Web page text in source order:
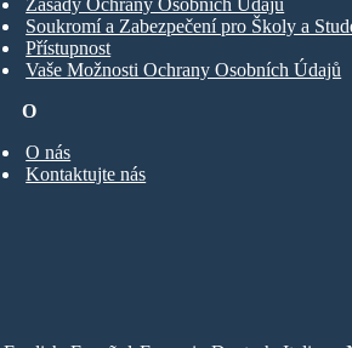
O
O nás
Kontaktujte nás
Zásady Ochrany Osobních Údajů
Soukromí a Zabezpečení pro Školy a
Přístupnost
Vaše Možnosti Ochrany Osobních Údajů